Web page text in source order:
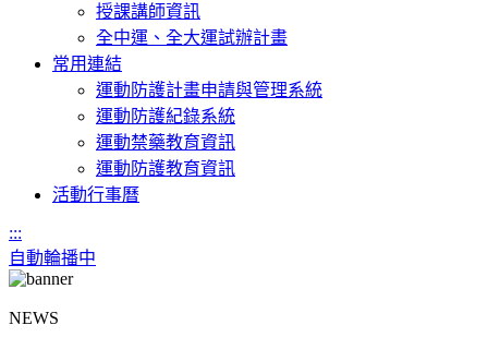
授課講師資訊
全中運、全大運試辦計畫
常用連結
運動防護計畫申請與管理系統
運動防護紀錄系統
運動禁藥教育資訊
運動防護教育資訊
活動行事曆
:::
自動輪播中
NEWS